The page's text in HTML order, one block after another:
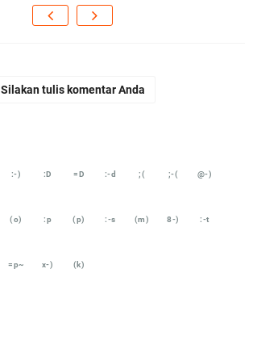
Silakan tulis komentar Anda
:-) :D =D :-d ;( ;-( @-)
(o) :p (p) :-s (m) 8-) :-t
=p~ x-) (k)